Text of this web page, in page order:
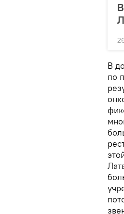
В
по